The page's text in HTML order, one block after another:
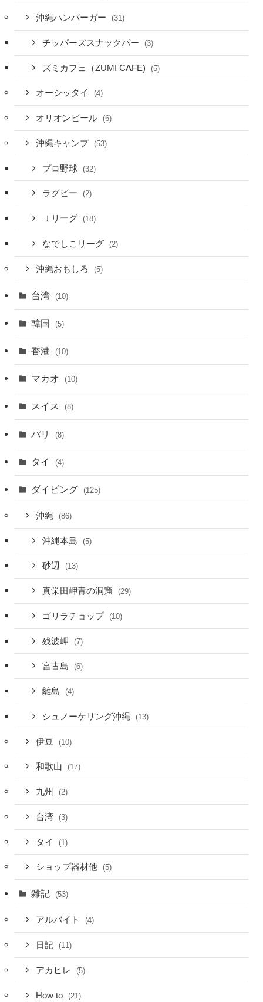
沖縄ハンバーガー (31)
チッパーズスナックバー (3)
ズミカフェ（ZUMI CAFE) (5)
オーシッタイ (4)
オリオンビール (6)
沖縄キャンプ (53)
プロ野球 (32)
ラグビー (2)
Ｊリーグ (18)
なでしこリーグ (2)
沖縄おもしろ (5)
台湾 (10)
韓国 (5)
香港 (10)
マカオ (10)
スイス (8)
パリ (8)
タイ (4)
ダイビング (125)
沖縄 (86)
沖縄本島 (5)
砂辺 (13)
真栄田岬青の洞窟 (29)
ゴリラチョップ (10)
残波岬 (7)
宮古島 (6)
離島 (4)
シュノーケリング沖縄 (13)
伊豆 (10)
和歌山 (17)
九州 (2)
台湾 (3)
タイ (1)
ショップ器材他 (5)
雑記 (53)
アルバイト (4)
日記 (11)
アカヒレ (5)
How to (21)